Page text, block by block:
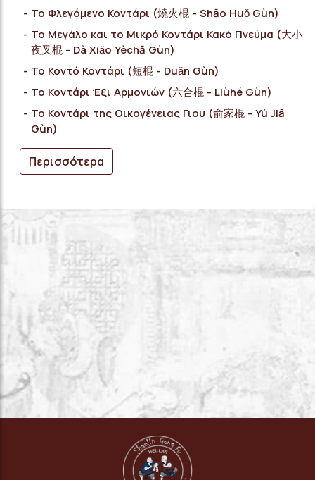
Το Φλεγόμενο Κοντάρι (燒火棍 - Shāo Huǒ Gùn)
Το Μεγάλο και το Μικρό Κοντάρι Κακό Πνεύμα (大小
夜叉棍 - Dà Xiǎo Yèchā Gùn)
Το Κοντό Κοντάρι (短棍 - Duǎn Gùn)
Το Κοντάρι Έξι Αρμονιών (六合棍 - Liùhé Gùn)
Το Κοντάρι της Οικογένειας Γιου (俞家棍 - Yú Jiā
Gùn)
Περισσότερα